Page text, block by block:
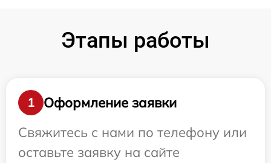
Этапы работы
1
Оформление заявки
Свяжитесь с нами по телефону или
оставьте заявку на сайте